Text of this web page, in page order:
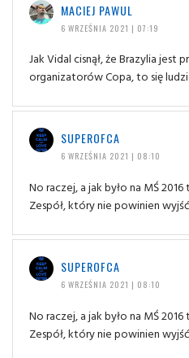
MACIEJ PAWUL
6 WRZEŚNIA 2021 | 07:19
Jak Vidal cisnął, że Brazylia jest
organizatorów Copa, to się
SUPEROFCA
6 WRZEŚNIA 2021 | 08:10
No raczej, a jak było na MŚ
Zespół, który nie powinien
SUPEROFCA
6 WRZEŚNIA 2021 | 08:10
No raczej, a jak było na MŚ
Zespół, który nie powinien